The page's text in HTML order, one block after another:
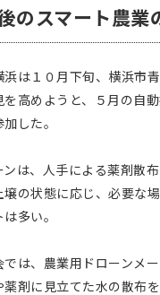
のスマート農業
は１０月下旬、横浜市
を高めようと、５月の自
した。
は、人手による薬剤散
壌の状態に応じ、必要な
多い。
は、農業用ドローンメ
剤に見立てた水の散布を